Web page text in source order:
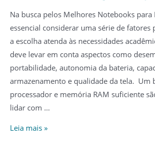
Na busca pelos Melhores Notebooks para
essencial considerar uma série de fatores
a escolha atenda às necessidades
deve levar em conta aspectos como
portabilidade, autonomia da bateria,
armazenamento e qualidade da tela. Um
processador e memória RAM suficiente
lidar com …
Os
Leia mais »